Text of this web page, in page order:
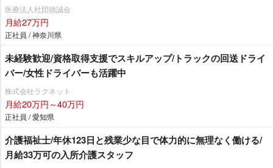
医療法人社団徳誠会
月給27万円
正社員 / 神奈川県
未経験歓迎/資格取得支援でスキルアップ/トラックの回送ドライ
バー/女性ドライバーも活躍中
株式会社ラクネット
月給20万円～40万円
正社員 / 愛知県
介護福祉士/年休123日と残業少な目で体力的に無理なく働ける/
月給33万可の入所介護スタッフ